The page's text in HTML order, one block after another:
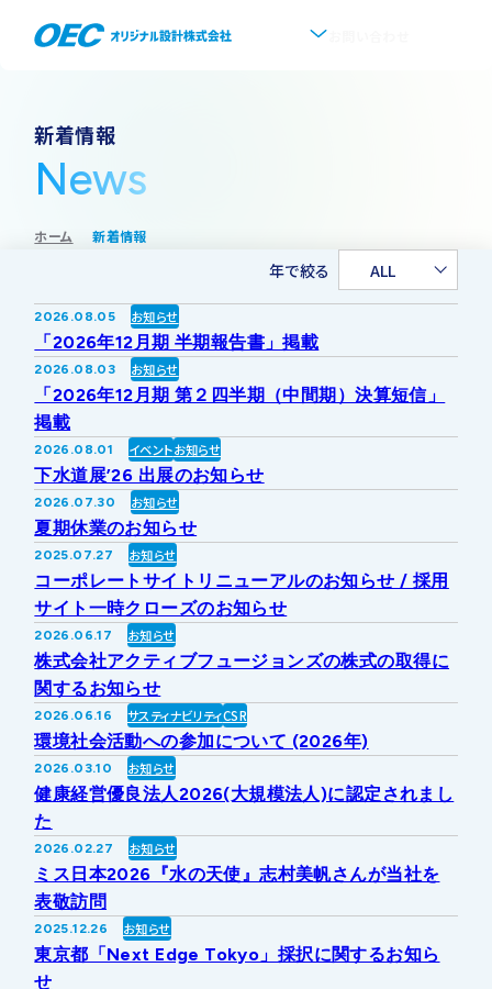
企業情報
会社概要
代表挨拶
沿革
事業所・アクセス
グループ会社について
協業・パートナー募集
採用情報
事業紹介
事業一覧
上水道
下水道
ソフトウェア開発
その他事業
新しい取り組み
IR情報
IRトップ
株式・株主情報
IRニュース
IRライブラリー
IRカレンダー
個人投資家の皆様へ
IR方針・免責事項
For Overseas
新着情報
採用情報
協業・パートナー募集
お問い合わせ
公式 広報
新着情報
News
ホーム 新着情報
年で絞る ALL
2026.08.05 お知らせ
「2026年12月期 半期報告書」掲載
2026.08.03 お知らせ
「2026年12月期 第２四半期（中間期）決算短信」
掲載
2026.08.01 イベントお知らせ
下水道展’26 出展のお知らせ
2026.07.30 お知らせ
夏期休業のお知らせ
2025.07.27 お知らせ
コーポレートサイトリニューアルのお知らせ / 採用
サイト一時クローズのお知らせ
2026.06.17 お知らせ
株式会社アクティブフュージョンズの株式の取得に
関するお知らせ
2026.06.16 サスティナビリティCSR
環境社会活動への参加について (2026年)
2026.03.10 お知らせ
健康経営優良法人2026(大規模法人)に認定されまし
た
2026.02.27 お知らせ
ミス日本2026『水の天使』志村美帆さんが当社を
表敬訪問
2025.12.26 お知らせ
東京都「Next Edge Tokyo」採択に関するお知ら
せ